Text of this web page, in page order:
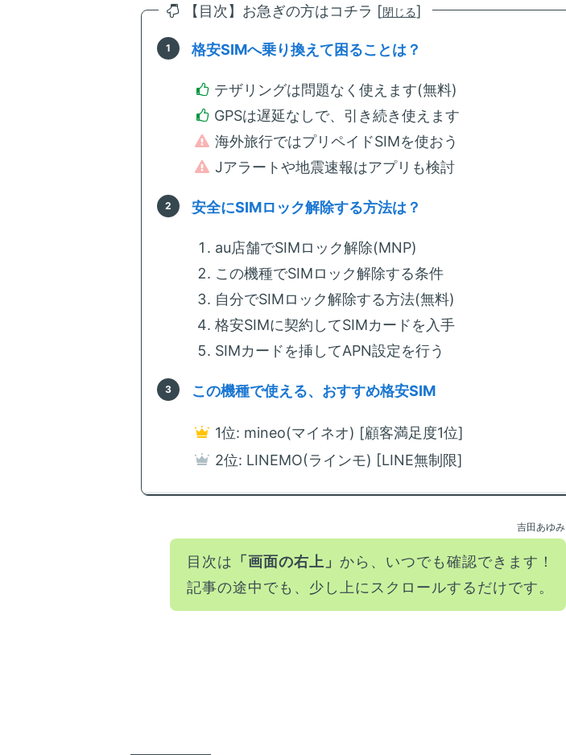
【目次】お急ぎの方はコチラ [閉じる]
格安SIMへ乗り換えて困ることは？
テザリングは問題なく使えます(無料)
GPSは遅延なしで、引き続き使えます
海外旅行ではプリペイドSIMを使おう
Jアラートや地震速報はアプリも検討
安全にSIMロック解除する方法は？
au店舗でSIMロック解除(MNP)
この機種でSIMロック解除する条件
自分でSIMロック解除する方法(無料)
格安SIMに契約してSIMカードを入手
SIMカードを挿してAPN設定を行う
この機種で使える、おすすめ格安SIM
1位: mineo(マイネオ) [顧客満足度1位]
2位: LINEMO(ラインモ) [LINE無制限]
吉田あゆみ
目次は 「画面の右上」 から、いつでも確認できます！
記事の途中でも、少し上にスクロールするだけです。